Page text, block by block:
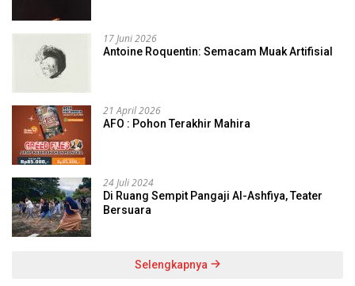
17 Juni 2026
Antoine Roquentin: Semacam Muak Artifisial
21 April 2026
AFO : Pohon Terakhir Mahira
24 Juli 2024
Di Ruang Sempit Pangaji Al-Ashfiya, Teater
Bersuara
Selengkapnya